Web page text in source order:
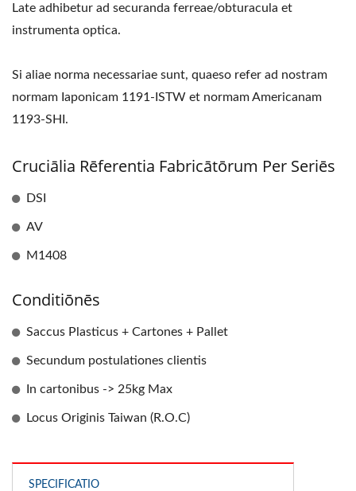
Late adhibetur ad securanda ferreae/obturacula et
instrumenta optica.
Si aliae norma necessariae sunt, quaeso refer ad nostram
normam Iaponicam 1191-ISTW et normam Americanam
1193-SHI.
Cruciālia Rēferentia Fabricātōrum Per Seriēs
DSI
AV
M1408
Conditiōnēs
Saccus Plasticus + Cartones + Pallet
Secundum postulationes clientis
In cartonibus -> 25kg Max
Locus Originis Taiwan (R.O.C)
SPECIFICATIO